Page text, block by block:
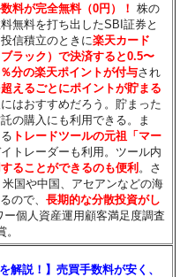
料が完全無料（0円）！ 株の
無料を打ち出したSBI証券と
信積立のときに楽天カード
ラック）で決済すると0.5〜
分の楽天ポイントが付与され
えるごとにポイントが貯まる
はおすすめだろう。貯まった
の購入にも利用できる。ま
トレードツールの元祖「マー
トレーダーも利用。ツール内
ることができるのも便利 。さ
国や中国、アセアンなどの海
ので、長期的な分散投資がし
個人資産運用顧客満足度調査
説！】売買手数料が安く、